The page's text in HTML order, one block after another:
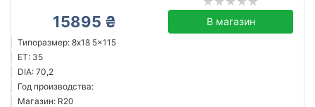
15895 ₴ В магазин
Типоразмер: 8x18 5x115
ET: 35
DIA: 70,2
Год производства:
Магазин: R20